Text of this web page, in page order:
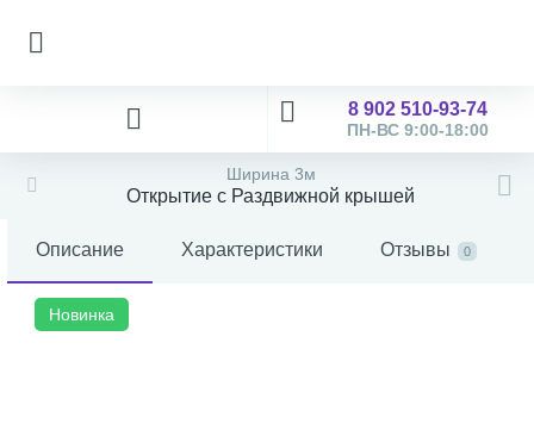
8 902 510-93-74
ПН-ВС 9:00-18:00
Ширина 3м
Открытие с Раздвижной крышей
Описание Характеристики Отзывы 0
Новинка